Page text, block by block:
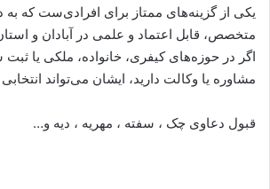
یکی از گزینه‌های ممتاز برای افرادی‌ست که به
متخصص، قابل اعتماد و علمی در آبادان و
اگر در حوزه‌های کیفری، خانواده، ملکی یا ثبت
مشاوره یا وکالت دارید، ایشان می‌تواند
قبول دعاوی چک ، سفته ، مهریه ، دیه و…